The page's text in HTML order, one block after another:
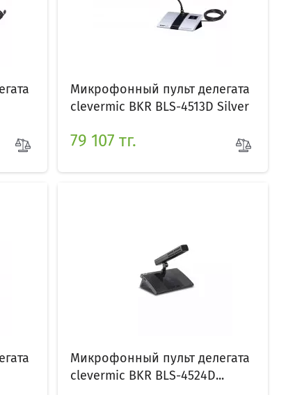
Микрофонный пульт делегата
clevermic BKR BLS-4513D Silver
79 107 тг.
Микрофонный пульт делегата
clevermic BKR BLS-4524D...